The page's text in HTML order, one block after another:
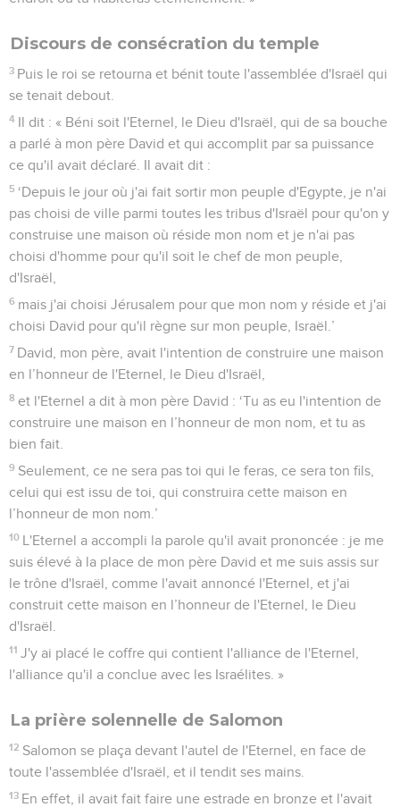
Discours de consécration du temple
3 Puis le roi se retourna et bénit toute l'assemblée d'Israël qui
se tenait debout.
4 Il dit : « Béni soit l'Eternel, le Dieu d'Israël, qui de sa bouche
a parlé à mon père David et qui accomplit par sa puissance
ce qu'il avait déclaré. Il avait dit :
5 ‘Depuis le jour où j'ai fait sortir mon peuple d'Egypte, je n'ai
pas choisi de ville parmi toutes les tribus d'Israël pour qu'on y
construise une maison où réside mon nom et je n'ai pas
choisi d'homme pour qu'il soit le chef de mon peuple,
d'Israël,
6 mais j'ai choisi Jérusalem pour que mon nom y réside et j'ai
choisi David pour qu'il règne sur mon peuple, Israël.’
7 David, mon père, avait l'intention de construire une maison
en l’honneur de l'Eternel, le Dieu d'Israël,
8 et l'Eternel a dit à mon père David : ‘Tu as eu l'intention de
construire une maison en l’honneur de mon nom, et tu as
bien fait.
9 Seulement, ce ne sera pas toi qui le feras, ce sera ton fils,
celui qui est issu de toi, qui construira cette maison en
l’honneur de mon nom.’
10 L'Eternel a accompli la parole qu'il avait prononcée : je me
suis élevé à la place de mon père David et me suis assis sur
le trône d'Israël, comme l'avait annoncé l'Eternel, et j'ai
construit cette maison en l’honneur de l'Eternel, le Dieu
d'Israël.
11 J'y ai placé le coffre qui contient l'alliance de l'Eternel,
l'alliance qu'il a conclue avec les Israélites. »
La prière solennelle de Salomon
12 Salomon se plaça devant l'autel de l'Eternel, en face de
toute l'assemblée d'Israël, et il tendit ses mains.
13 En effet, il avait fait faire une estrade en bronze et l'avait